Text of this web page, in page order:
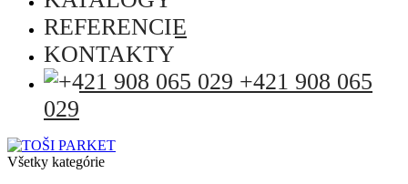
REFERENCIE
KONTAKTY
+421 908 065
029
Všetky kategórie